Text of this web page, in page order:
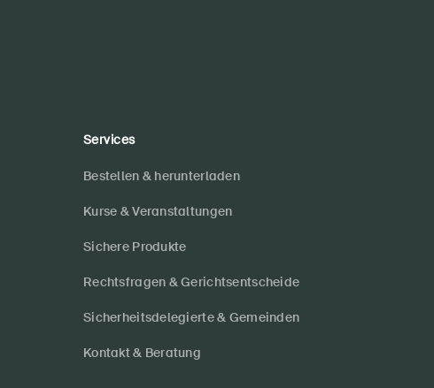
Services
Bestellen & herunterladen
Kurse & Veranstaltungen
Sichere Produkte
Rechtsfragen & Gerichtsentscheide
Sicherheitsdelegierte & Gemeinden
Kontakt & Beratung